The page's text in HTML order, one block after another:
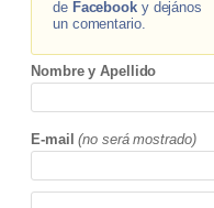
de Facebooky dejános
un comentario.
Nombre y Apellido
E-mail (no será mostrado)